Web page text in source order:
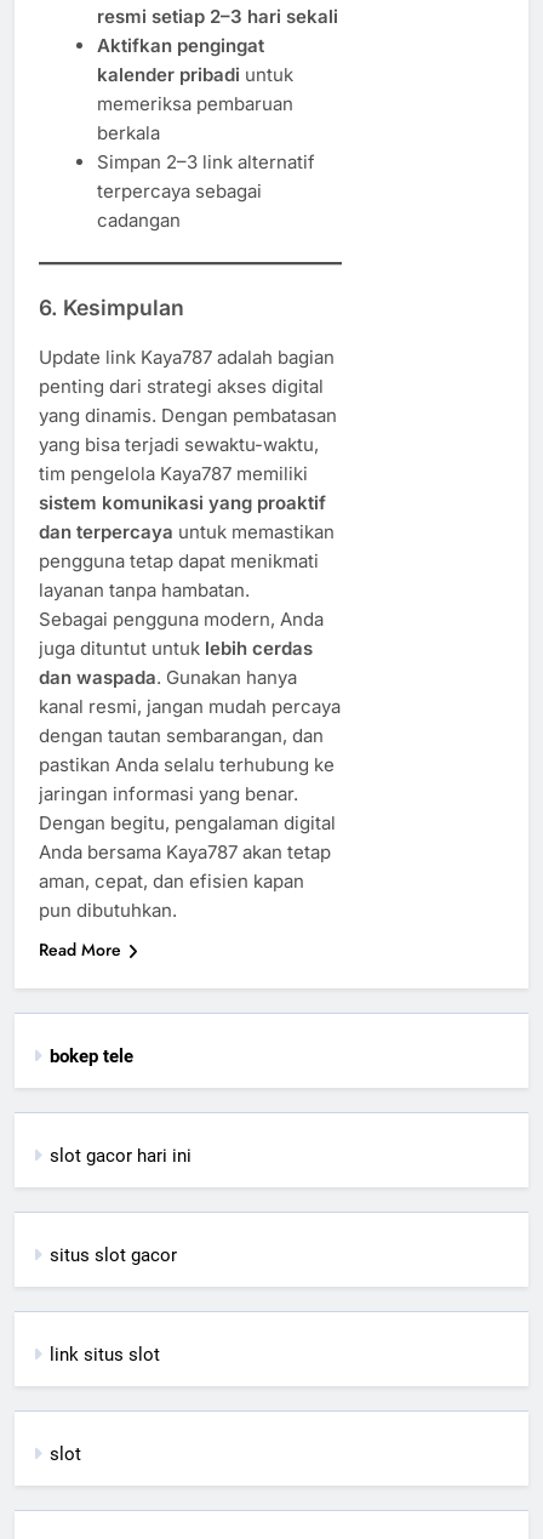
resmi setiap 2–3 hari sekali
Aktifkan pengingat
kalender pribadi untuk
memeriksa pembaruan
berkala
Simpan 2–3 link alternatif
terpercaya sebagai
cadangan
6. Kesimpulan
Update link Kaya787 adalah bagian
penting dari strategi akses digital
yang dinamis. Dengan pembatasan
yang bisa terjadi sewaktu-waktu,
tim pengelola Kaya787 memiliki
sistem komunikasi yang proaktif
dan terpercaya untuk memastikan
pengguna tetap dapat menikmati
layanan tanpa hambatan.
Sebagai pengguna modern, Anda
juga dituntut untuk lebih cerdas
dan waspada. Gunakan hanya
kanal resmi, jangan mudah percaya
dengan tautan sembarangan, dan
pastikan Anda selalu terhubung ke
jaringan informasi yang benar.
Dengan begitu, pengalaman digital
Anda bersama Kaya787 akan tetap
aman, cepat, dan efisien kapan
pun dibutuhkan.
Read More
bokep tele
slot gacor hari ini
situs slot gacor
link situs slot
slot